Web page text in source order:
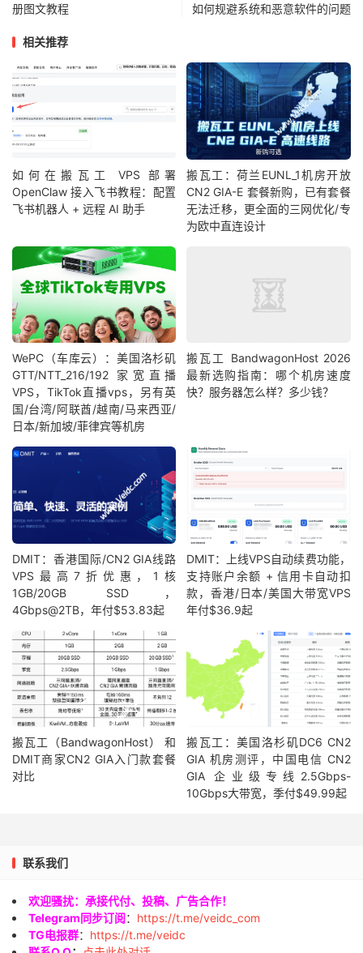
册图文教程
如何规避系统和恶意软件的问题
相关推荐
如何在搬瓦工 VPS 部署
OpenClaw 接入飞书教程：配置
飞书机器人 + 远程 AI 助手
搬瓦工：荷兰EUNL_1机房开放
CN2 GIA-E 套餐新购，已有套餐
无法迁移，更全面的三网优化/专
为欧中直连设计
WePC（车库云）：美国洛杉矶
GTT/NTT_216/192 家宽直播
VPS，TikTok直播vps，另有英
国/台湾/阿联酋/越南/马来西亚/
日本/新加坡/菲律宾等机房
搬瓦工 BandwagonHost 2026
最新选购指南：哪个机房速度
快？服务器怎么样？多少钱？
DMIT：香港国际/CN2 GIA线路
VPS最高7折优惠，1核
1GB/20GB SSD，
4Gbps@2TB，年付$53.83起
DMIT：上线VPS自动续费功能，
支持账户余额 + 信用卡自动扣
款，香港/日本/美国大带宽VPS
年付$36.9起
搬瓦工（BandwagonHost） 和
DMIT商家CN2 GIA入门款套餐
对比
搬瓦工：美国洛杉矶DC6 CN2
GIA 机房测评，中国电信 CN2
GIA 企业级专线2.5Gbps-
10Gbps大带宽，季付$49.99起
联系我们
欢迎骚扰：承接代付、投稿、广告合作！
Telegram同步订阅： https://t.me/veidc_com
TG电报群： https://t.me/veidc